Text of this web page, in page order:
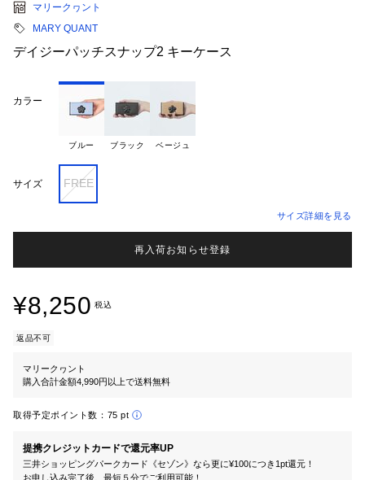
マリークヮント
MARY QUANT
デイジーパッチスナップ2 キーケース
カラー
ブルー ブラック ベージュ
サイズ FREE
サイズ詳細を見る
再入荷お知らせ登録
¥8,250 税込
返品不可
マリークヮント
購入合計金額4,990円以上で送料無料
取得予定ポイント数： 75 pt
提携クレジットカードで還元率UP
三井ショッピングパークカード《セゾン》なら更に¥100につき1pt還元！
お申し込み完了後、最短５分でご利用可能！